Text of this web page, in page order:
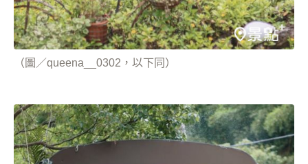
（圖／queena__0302，以下同）